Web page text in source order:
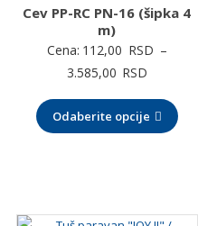
Cev PP-RC PN-16 (šipka 4
m)
Cena: 112,00 RSD –
3.585,00 RSD
od
112,00
Odaberite opcije